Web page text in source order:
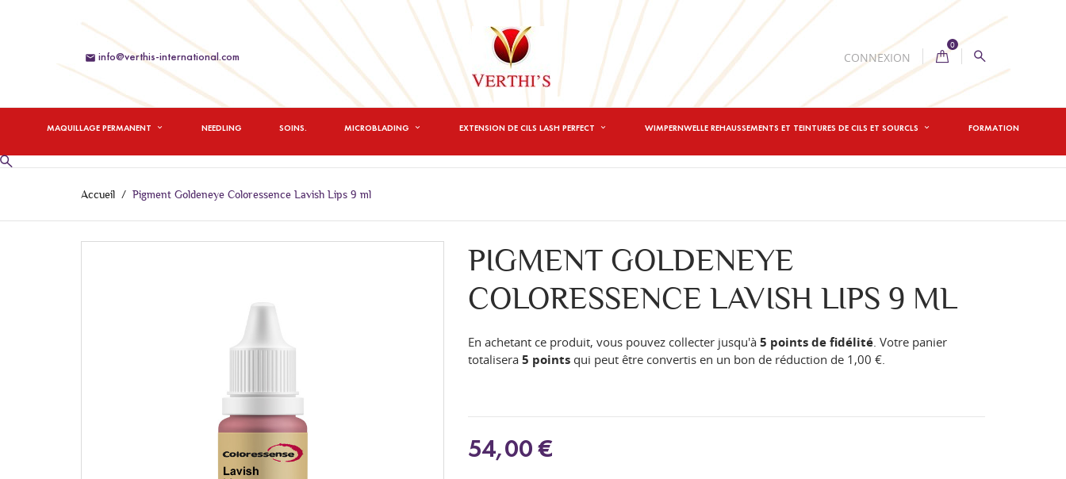
 info@verthis-international.com CONNEXION
0
MAQUILLAGE PERMANENT NEEDLING SOINS. MICROBLADING EXTENSION DE CILS LASH PERFECT WIMPERNWELLE REHAUSSEMENTS ET TEINTURES DE CILS ET SOURCLS FORMATION
Accueil Pigment Goldeneye Coloressence Lavish Lips 9 ml
PIGMENT GOLDENEYE
COLORESSENCE LAVISH LIPS 9 ML
En achetant ce produit, vous pouvez collecter jusqu'à 5 points de fidélité. Votre panier
totalisera 5 points qui peut être convertis en un bon de réduction de 1,00 €.
54,00 €